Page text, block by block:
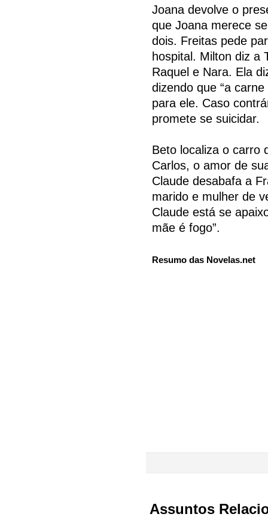
Joana devolve o
que Joana merece
dois. Freitas pede
hospital. Milton diz a
Raquel e Nara. Ela
dizendo que “a
para ele. Caso
promete se suicidar.
Beto localiza o carro
Carlos, o amor de
Claude desabafa a
marido e mulher de
Claude está se
mãe é fogo”.
Resumo das Novelas.net
Assuntos